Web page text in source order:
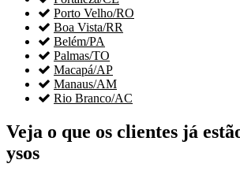
 Porto Velho/RO
 Boa Vista/RR
 Belém/PA
 Palmas/TO
 Macapá/AP
 Manaus/AM
 Rio Branco/AC
Veja o que os clientes já
ysos